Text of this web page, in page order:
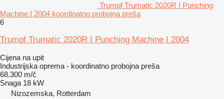
Trumpf Trumatic 2020R I Punching
Machine I 2004 koordinatno probojna preša
6
Trumpf Trumatic 2020R I Punching Machine I 2004
Cijena na upit
Industrijska oprema - koordinatno probojna preša
68.300 m/č
Snaga 18 kW
Nizozemska, Rotterdam